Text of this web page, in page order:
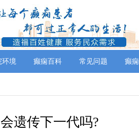
环境 癫痫百科 常见问题 癫
遗传下一代吗?